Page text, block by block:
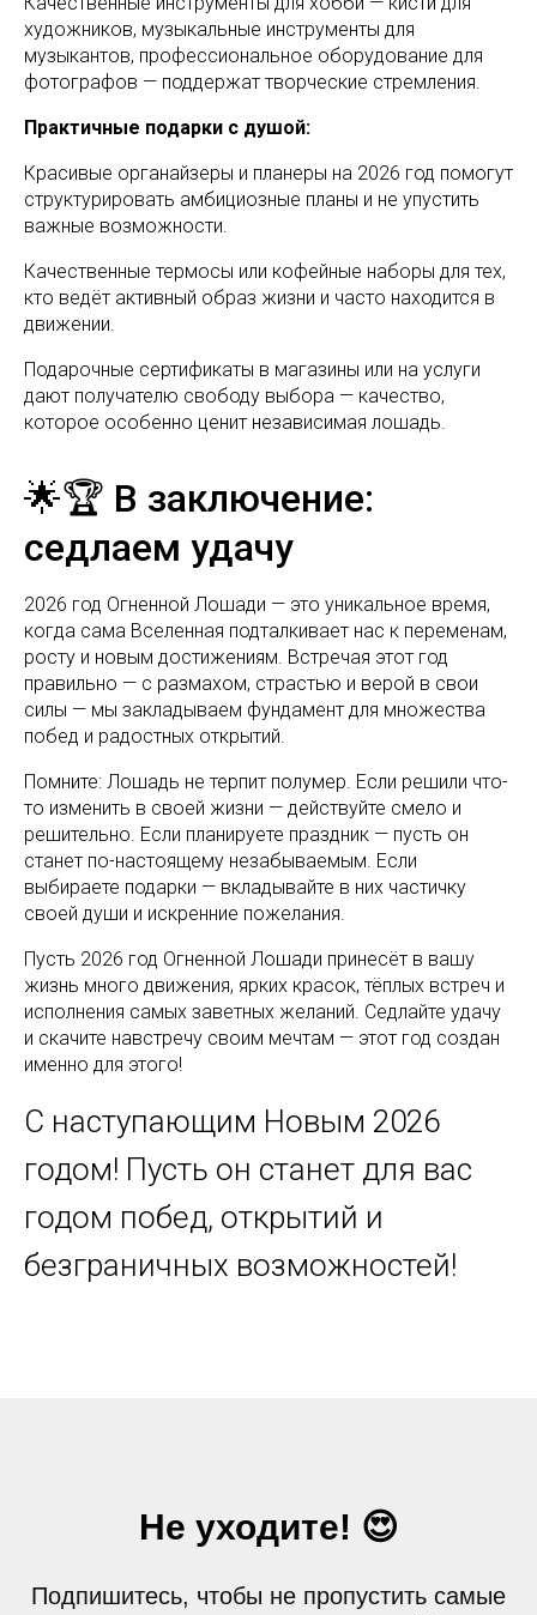
художников, музыкальные инструменты для
музыкантов, профессиональное оборудование для
фотографов — поддержат творческие стремления.
Практичные подарки с душой:
Красивые органайзеры и планеры на 2026 год помогут
структурировать амбициозные планы и не упустить
важные возможности.
Качественные термосы или кофейные наборы для тех,
кто ведёт активный образ жизни и часто находится в
движении.
Подарочные сертификаты в магазины или на услуги
дают получателю свободу выбора — качество,
которое особенно ценит независимая лошадь.
🌟🏆 В заключение:
седлаем удачу
2026 год Огненной Лошади — это уникальное время,
когда сама Вселенная подталкивает нас к переменам,
росту и новым достижениям. Встречая этот год
правильно — с размахом, страстью и верой в свои
силы — мы закладываем фундамент для множества
побед и радостных открытий.
Помните: Лошадь не терпит полумер. Если решили что-
то изменить в своей жизни — действуйте смело и
решительно. Если планируете праздник — пусть он
станет по-настоящему незабываемым. Если
выбираете подарки — вкладывайте в них частичку
своей души и искренние пожелания.
Пусть 2026 год Огненной Лошади принесёт в вашу
жизнь много движения, ярких красок, тёплых встреч и
исполнения самых заветных желаний. Седлайте удачу
и скачите навстречу своим мечтам — этот год создан
именно для этого!
С наступающим Новым 2026
годом! Пусть он станет для вас
годом побед, открытий и
безграничных возможностей!
Не уходите! 😍
Подпишитесь, чтобы не пропустить самые